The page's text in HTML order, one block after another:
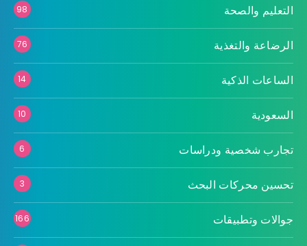
التعليم والصحة 98
الرضاعة والتغذية 76
الساعات الذكية 14
السعودية 10
تجارب شخصية ودراسات 6
تحسين محركات البحث 3
جوالات وتطبيقات 166